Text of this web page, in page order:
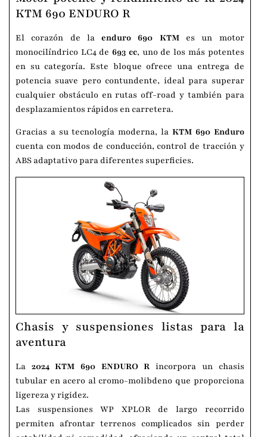
KTM 690 ENDURO R
El corazón de laenduro 690 KTMes un motor
monocilíndrico LC4 de693 cc, uno de los más potentes
en su categoría. Este bloque ofrece una entrega de
potencia suave pero contundente, ideal para superar
cualquier obstáculo en rutas off-road y también para
desplazamientos rápidos en carretera.
Gracias a su tecnología moderna, la KTM 690 Enduro
cuenta con modos de conducción, control de tracción y
ABS adaptativo para diferentes superficies.
Chasis y suspensiones listas para la
aventura
La 2024 KTM 690 ENDURO R incorpora un chasis
tubular en acero al cromo-molibdeno que proporciona
ligereza y rigidez.
Las suspensiones WP XPLOR de largo recorrido
permiten afrontar terrenos complicados sin perder